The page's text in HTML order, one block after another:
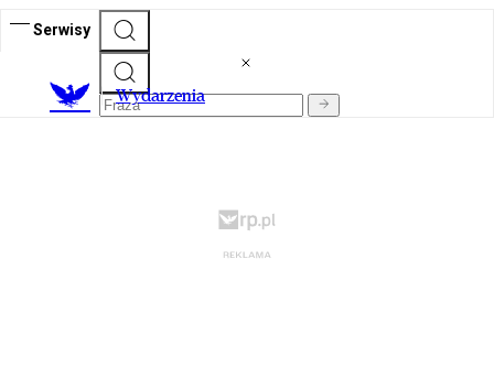
Serwisy
Wydarzenia